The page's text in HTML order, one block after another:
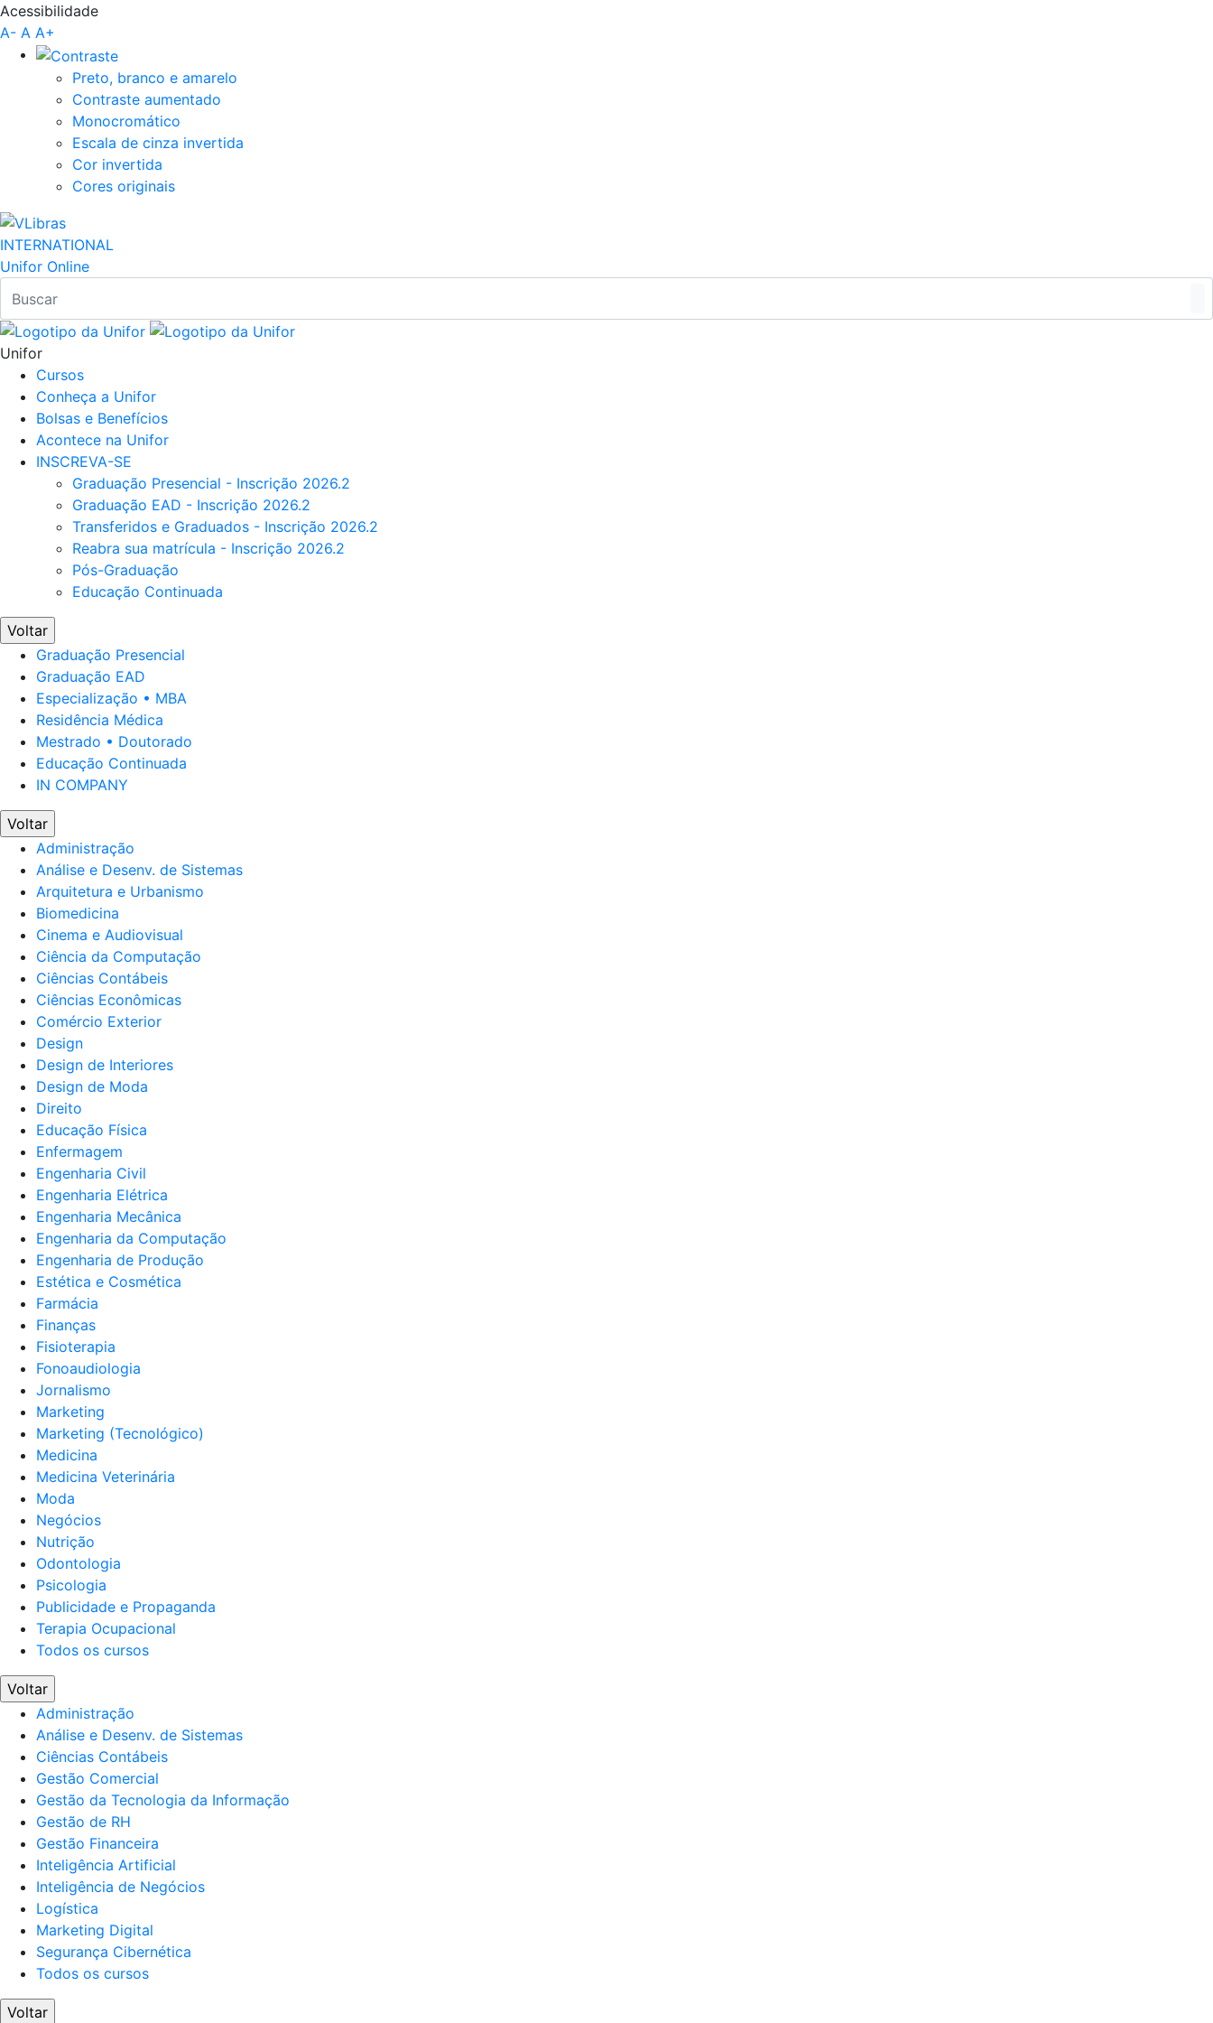
Pular para o Conteúdo principal
Acessibilidade
A- A A+
Preto, branco e amarelo
Contraste aumentado
Monocromático
Escala de cinza invertida
Cor invertida
Cores originais
INTERNATIONAL
Unifor Online
Unifor
Cursos
Conheça a Unifor
Bolsas e Benefícios
Acontece na Unifor
INSCREVA-SE
Graduação Presencial - Inscrição 2026.2
Graduação EAD - Inscrição 2026.2
Transferidos e Graduados - Inscrição 2026.2
Reabra sua matrícula - Inscrição 2026.2
Pós-Graduação
Educação Continuada
Voltar
Graduação Presencial
Graduação EAD
Especialização • MBA
Residência Médica
Mestrado • Doutorado
Educação Continuada
IN COMPANY
Voltar
Administração
Análise e Desenv. de Sistemas
Arquitetura e Urbanismo
Biomedicina
Cinema e Audiovisual
Ciência da Computação
Ciências Contábeis
Ciências Econômicas
Comércio Exterior
Design
Design de Interiores
Design de Moda
Direito
Educação Física
Enfermagem
Engenharia Civil
Engenharia Elétrica
Engenharia Mecânica
Engenharia da Computação
Engenharia de Produção
Estética e Cosmética
Farmácia
Finanças
Fisioterapia
Fonoaudiologia
Jornalismo
Marketing
Marketing (Tecnológico)
Medicina
Medicina Veterinária
Moda
Negócios
Nutrição
Odontologia
Psicologia
Publicidade e Propaganda
Terapia Ocupacional
Todos os cursos
Voltar
Administração
Análise e Desenv. de Sistemas
Ciências Contábeis
Gestão Comercial
Gestão da Tecnologia da Informação
Gestão de RH
Gestão Financeira
Inteligência Artificial
Inteligência de Negócios
Logística
Marketing Digital
Segurança Cibernética
Todos os cursos
Voltar